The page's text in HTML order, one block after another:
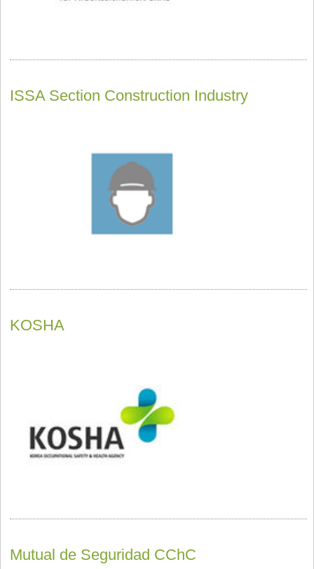
ISSA Section Construction Industry
KOSHA
Mutual de Seguridad CChC